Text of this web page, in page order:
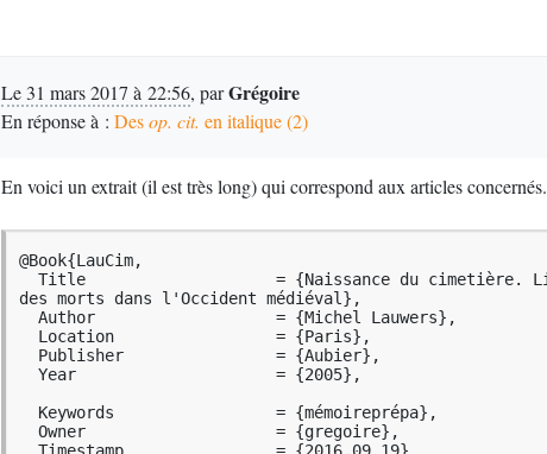
  \newunit\newblock
  \iftoggle{bbx:isbn}
    {\printfield{isbn}}
  \newunit\newblock
  \setunit{\bibpagerefpunct}\newblock
  \usebibmacro{pageref}%
  \newunit\newblock
  \iftoggle{bbx:related}
    {\usebibmacro{related:init}%
     \usebibmacro{related}}
    {}%
Le 31 mars 2017 à 22:56, parGrégoire
En réponse à : Desop. cit. en italique (2)
En voici un extrait (il est très long) qui correspond aux articles concernés.
@Book{LauCim,
des morts dans l'Occident médiéval},